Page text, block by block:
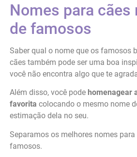
Nomes para cães
de famosos
Saber qual o nome que os famosos
cães também pode ser uma boa
você não encontra algo que te
Além disso, você pode homenagear
favorita colocando o mesmo nome
estimação dela no seu.
Separamos os melhores nomes
famosos.